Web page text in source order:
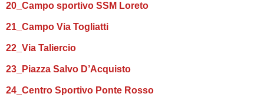
20_Campo sportivo SSM Loreto
21_Campo Via Togliatti
22_Via Taliercio
23_Piazza Salvo D’Acquisto
24_Centro Sportivo Ponte Rosso